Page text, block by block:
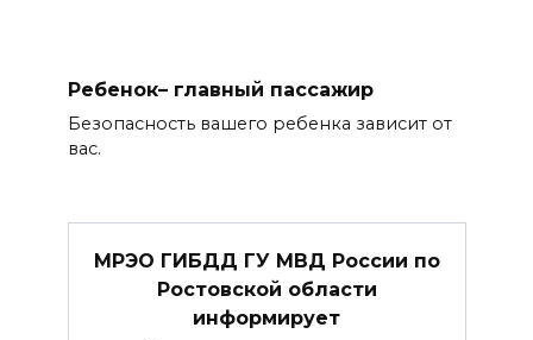
Ребенок– главный пассажир
Безопасность вашего ребенка зависит от
вас.
МРЭО ГИБДД ГУ МВД России по
Ростовской области
информирует